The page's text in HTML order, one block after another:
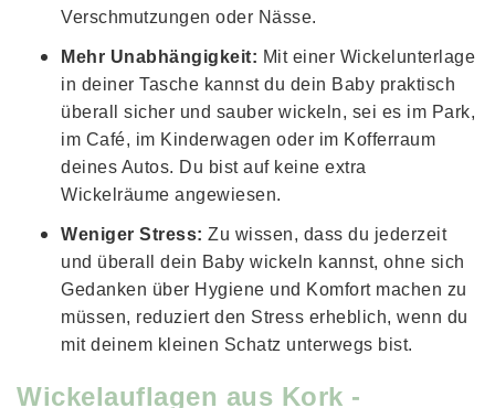
Verschmutzungen oder Nässe.
Mehr Unabhängigkeit: Mit einer Wickelunterlage
in deiner Tasche kannst du dein Baby praktisch
überall sicher und sauber wickeln, sei es im Park,
im Café, im Kinderwagen oder im Kofferraum
deines Autos. Du bist auf keine extra
Wickelräume angewiesen.
Weniger Stress: Zu wissen, dass du jederzeit
und überall dein Baby wickeln kannst, ohne sich
Gedanken über Hygiene und Komfort machen zu
müssen, reduziert den Stress erheblich, wenn du
mit deinem kleinen Schatz unterwegs bist.
Wickelauflagen aus Kork -